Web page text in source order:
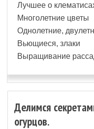
Лучшее о
Многолетние цветы
Однолетние,
Вьющиеся, злаки
Выращивание
Делимся
огурцов.